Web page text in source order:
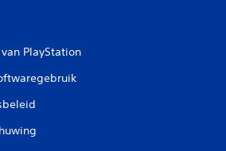
PlayStation